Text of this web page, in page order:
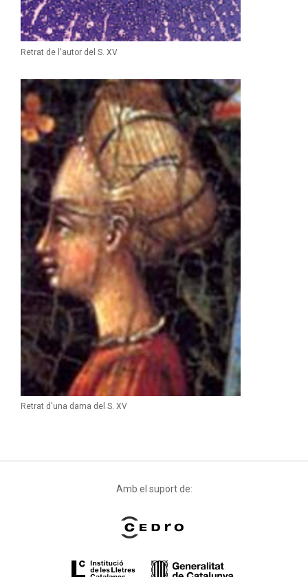
Retrat de l'autor del S. XV
Retrat d'una dama del S. XV
Amb el suport de: